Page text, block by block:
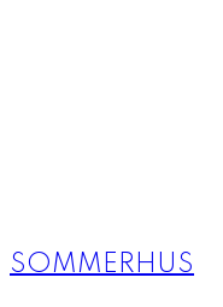
SOMMERHUS